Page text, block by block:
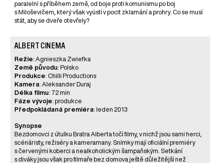
paralelní s příběhem země, od boje proti komunismu po boj
s Miloševičem, který však vyústí v pocit zklamání a prohry. Co se musí
stát, aby se dveře otevřely?
ALBERT CINEMA
Režie: Agnieszka Zwiefka
Země původu: Polsko
Produkce: Chilli Productions
Kamera: Aleksander Duraj
Délka filmu: 72 min
Fáze vývoje: produkce
Předpokládaná premiéra: leden 2013
Synopse
Bezdomovci z útulku Bratra Alberta točí filmy, v nichž jsou sami herci,
scénáristy, režiséry a kameramany. Snímky mají oficiální premiéry
s červenými koberci a nealkoholickým šampaňským. Setkání
s diváky jsou však pro filmaře bez domova ještě důležitější než